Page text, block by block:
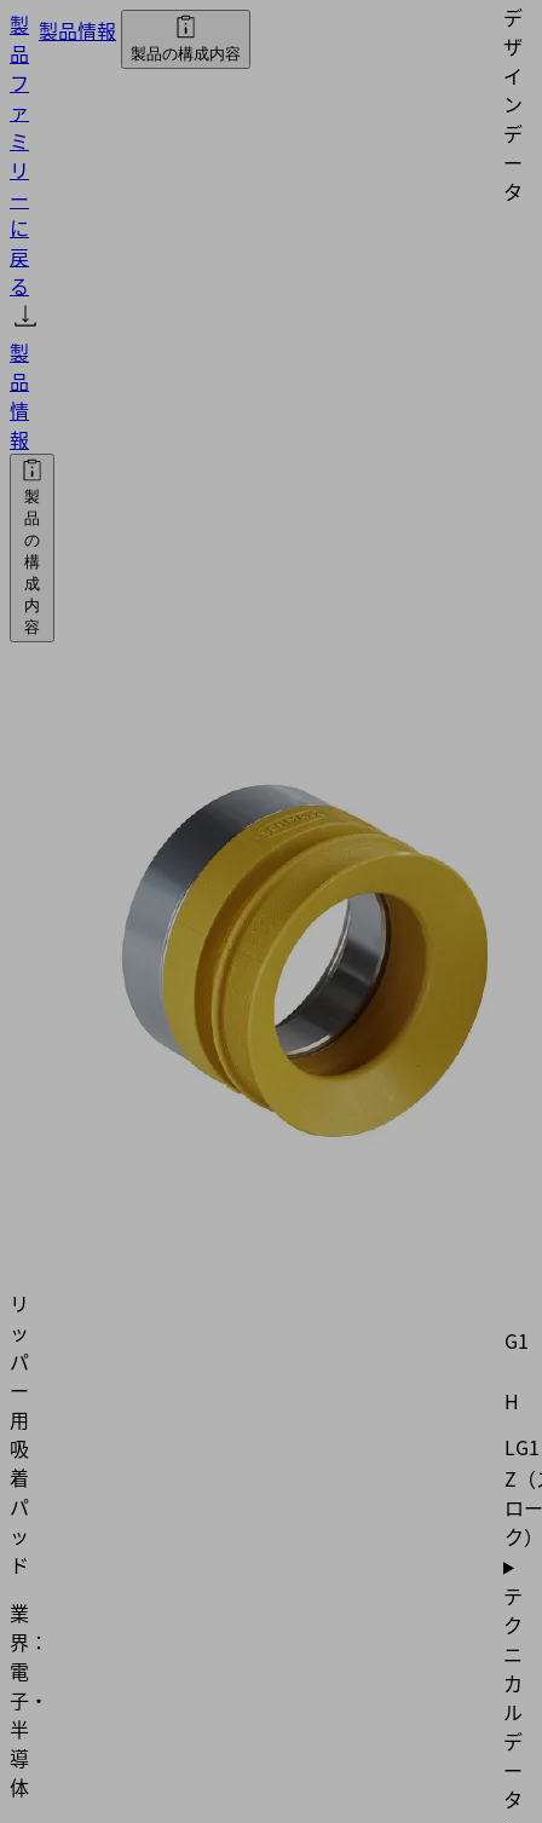
製
品
フ
ァ
ミ
リ
ー
に
戻
る
製
品
情
報
製
品
の
構
成
内
容
リ
ッ
パ
ー
用
吸
着
パ
ッ
ド
業
界：
電
子・
半
導
体
製品情報
製品の構成内容
デ
ザ
イ
ン
デ
ー
タ
G1
H
LG1
Z（
ロー
ク）
テ
ク
ニ
カ
ル
デ
ー
タ